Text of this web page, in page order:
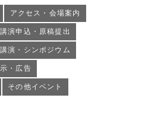
アクセス・会場案内
講演申込・原稿提出
演・シンポジウム
・広告
その他イベント